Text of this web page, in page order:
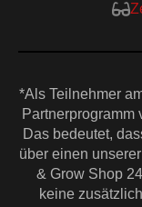
*Als Teilnehmer
Partnerprogramm
Das bedeutet,
über einen
& Grow Shop
keine